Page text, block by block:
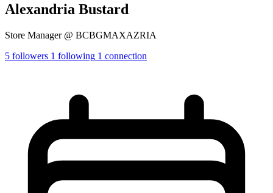
Alexandria Bustard
Store Manager @ BCBGMAXAZRIA
5 followers 1 following 1 connection